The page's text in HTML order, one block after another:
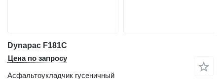
Dynapac F181C
Цена по запросу
Асфальтоукладчик гусеничный